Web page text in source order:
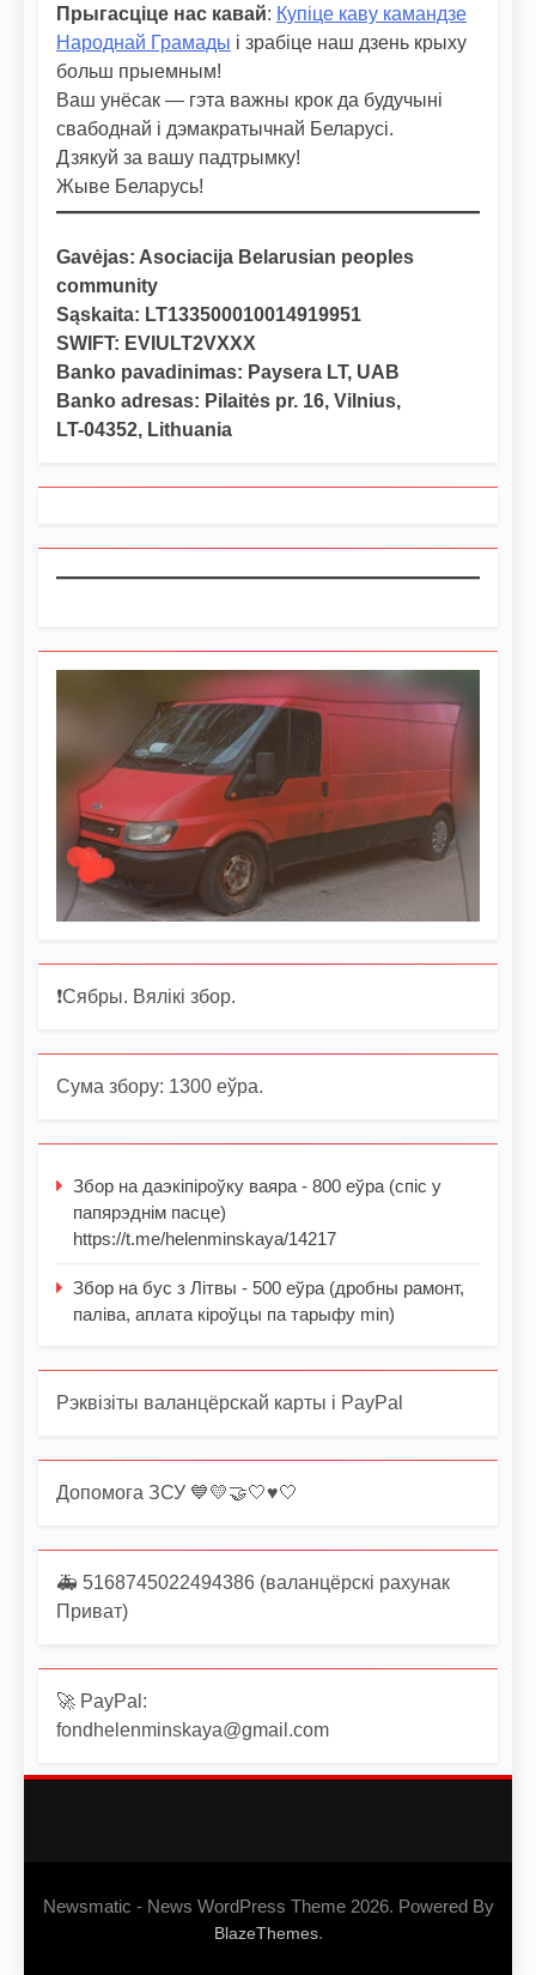
Прыгасціце нас кавай: Купіце каву камандзе
Народнай Грамады і зрабіце наш дзень крыху
больш прыемным!
Ваш унёсак — гэта важны крок да будучыні
свабоднай і дэмакратычнай Беларусі.
Дзякуй за вашу падтрымку!
Жыве Беларусь!
Gavėjas: Asociacija Belarusian peoples
community
Sąskaita: LT133500010014919951
SWIFT: EVIULT2VXXX
Banko pavadinimas: Paysera LT, UAB
Banko adresas: Pilaitės pr. 16, Vilnius,
LT-04352, Lithuania
❗️Сябры. Вялікі збор.
Сума збору: 1300 еўра.
Збор на даэкіпіроўку ваяра - 800 еўра (спіс у
папярэднім пасце)
https://t.me/helenminskaya/14217
Збор на бус з Літвы - 500 еўра (дробны рамонт,
паліва, аплата кіроўцы па тарыфу min)
Рэквізіты валанцёрскай карты і PayPal
Допомога ЗСУ 💙💛🤝🤍♥️🤍
🚑 5168745022494386 (валанцёрскі рахунак
Приват)
🚀 PayPal:
fondhelenminskaya@gmail.com
Newsmatic - News WordPress Theme 2026. Powered By
BlazeThemes.